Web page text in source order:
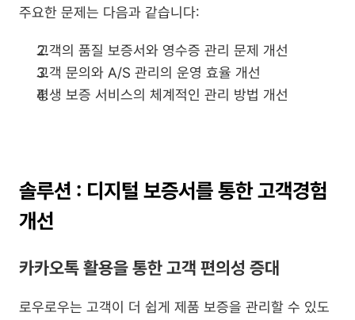
주요한 문제는 다음과 같습니다:
고객의 품질 보증서와 영수증 관리 문제 개선
고객 문의와 A/S 관리의 운영 효율 개선
평생 보증 서비스의 체계적인 관리 방법 개선
솔루션 : 디지털 보증서를 통한 고객경험
개선
카카오톡 활용을 통한 고객 편의성 증대
로우로우는 고객이 더 쉽게 제품 보증을 관리할 수 있도